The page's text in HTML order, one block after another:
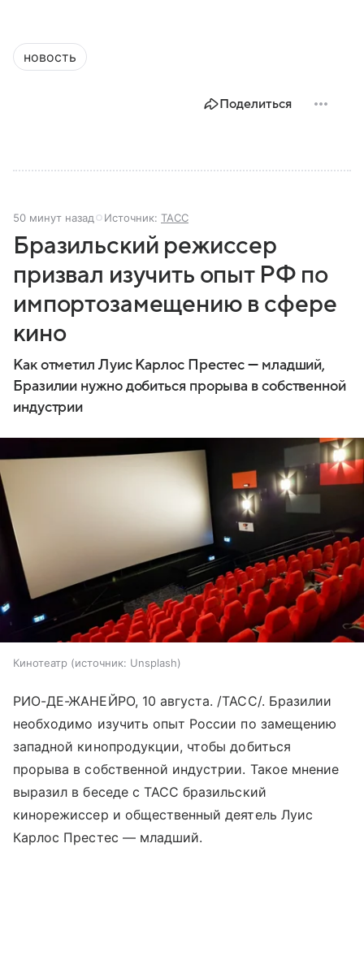
новость
Поделиться
50 минут назад Источник: ТАСС
Бразильский режиссер
призвал изучить опыт РФ по
импортозамещению в сфере
кино
Как отметил Луис Карлос Престес — младший,
Бразилии нужно добиться прорыва в собственной
индустрии
Кинотеатр источник: Unsplash
РИО-ДЕ-ЖАНЕЙРО, 10 августа. /ТАСС/. Бразилии
необходимо изучить опыт России по замещению
западной кинопродукции, чтобы добиться
прорыва в собственной индустрии. Такое мнение
выразил в беседе с ТАСС бразильский
кинорежиссер и общественный деятель Луис
Карлос Престес — младший.